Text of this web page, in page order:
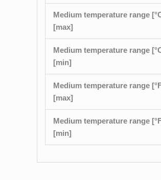
Medium temperature range
[max]
Medium temperature range
[min]
Medium temperature range
[max]
Medium temperature range
[min]